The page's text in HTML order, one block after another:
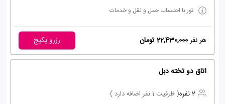
تور با احتساب حمل و نقل و خدمات
هر نفر22,430,000 تومان رزرو پکیج
اتاق دو تخته دبل
2 نفره
( ظرفیت 1 نفر اضافه دارد )